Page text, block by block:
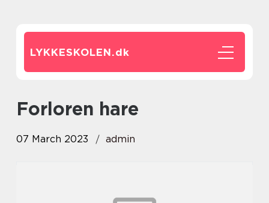
LYKKESKOLEN.dk
forloren hare
07 March 2023 admin